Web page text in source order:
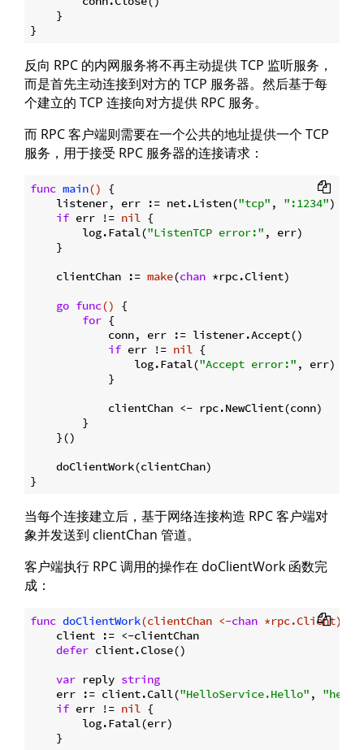
    }
反向 RPC 的内网服务将不再主动提供 TCP 监听服务，
而是首先主动连接到对方的 TCP 服务器。然后基于每
个建立的 TCP 连接向对方提供 RPC 服务。
而 RPC 客户端则需要在一个公共的地址提供一个 TCP
服务，用于接受 RPC 服务器的连接请求：
func main()
{
    listener, err := net.Listen(
"tcp" , ":1234")
if err != nil
{
        log.Fatal(
"ListenTCP error:" , err)
    }
    clientChan :=
make(chan *rpc.Client)
go func()
{
for {
            conn, err := listener.Accept()
if err != nil
{
                log.Fatal(
"Accept error:" , err)
            }
            clientChan <- rpc.NewClient(conn)
        }
    }()
    doClientWork(clientChan)
当每个连接建立后，基于网络连接构造 RPC 客户端对
象并发送到 clientChan 管道。
客户端执行 RPC 调用的操作在 doClientWork 函数完
成：
func doClientWork(clientChan <-chan *rpc.Client)
    client := <-clientChan
defer client.Close()
var reply string
    err := client.Call(
"HelloService.Hello" ,
if err != nil
{
        log.Fatal(err)
    }